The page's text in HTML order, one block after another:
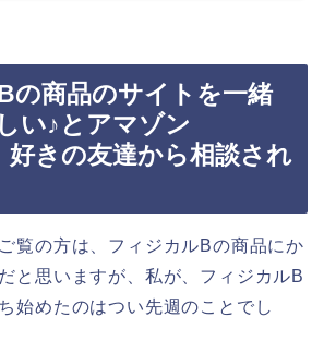
の商品のサイトを一緒
い♪とアマゾン
好きの友達から相談され
覧の方は、フィジカルBの商品にか
と思いますが、私が、フィジカルB
始めたのはつい先週のことでし